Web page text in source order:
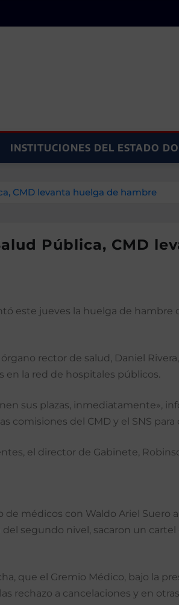
INSTITUCIONES DEL ESTADO
CMD levanta huelga de hambre
Pública, CMD
este jueves la huelga de
rector de salud, Daniel
en la red de hospitales públicos.
sus plazas, inmediatamente»,
del CMD y el SNS para
el director de Gabinete,
de médicos con Waldo Ariel
segundo ni­vel, sacaron un
que el Gremio Médico, ba­jo la
re­chazo a cancelaciones y en